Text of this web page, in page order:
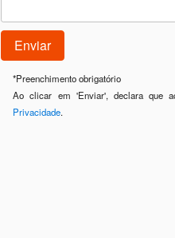
*Preenchimento obrigatório
Ao clicar em 'Enviar', declara que
Privacidade.